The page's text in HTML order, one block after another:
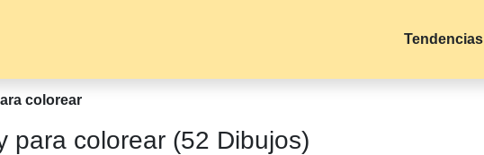
Tendencias
colorear
para colorear (52 Dibujos)